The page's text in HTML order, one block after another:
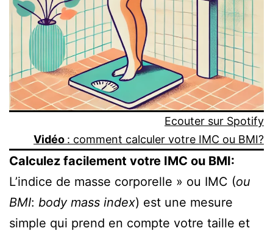
Ecouter sur Spotify
Vidéo : comment calculer votre IMC ou BMI?
Calculez facilement votre IMC ou BMI:
L’indice de masse corporelle » ou IMC (ou
BMI: body mass index) est une mesure
simple qui prend en compte votre taille et